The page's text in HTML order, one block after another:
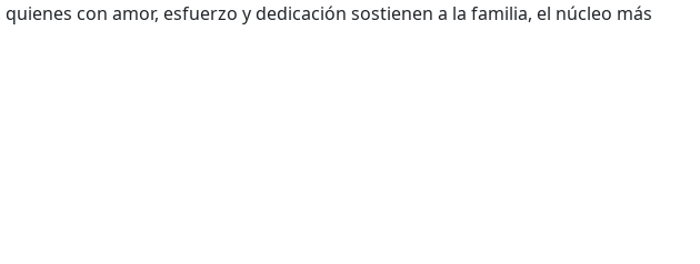
con amor, esfuerzo y dedicación sostienen a la familia, el núcleo más